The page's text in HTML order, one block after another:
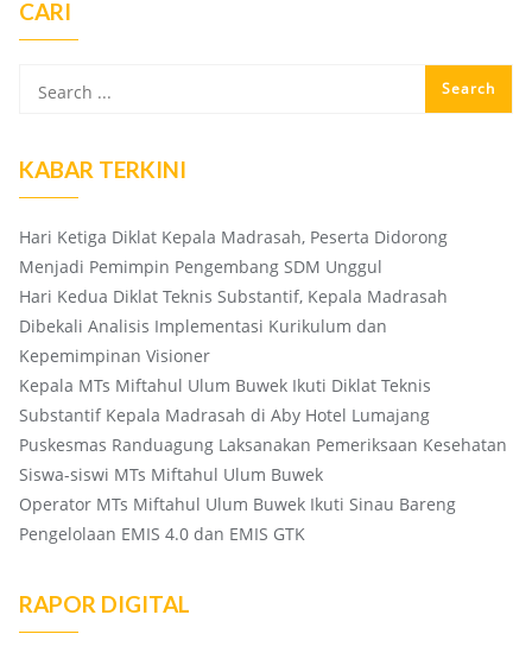
CARI
KABAR TERKINI
Hari Ketiga Diklat Kepala Madrasah, Peserta Didorong
Menjadi Pemimpin Pengembang SDM Unggul
Hari Kedua Diklat Teknis Substantif, Kepala Madrasah
Dibekali Analisis Implementasi Kurikulum dan
Kepemimpinan Visioner
Kepala MTs Miftahul Ulum Buwek Ikuti Diklat Teknis
Substantif Kepala Madrasah di Aby Hotel Lumajang
Puskesmas Randuagung Laksanakan Pemeriksaan Kesehatan
Siswa-siswi MTs Miftahul Ulum Buwek
Operator MTs Miftahul Ulum Buwek Ikuti Sinau Bareng
Pengelolaan EMIS 4.0 dan EMIS GTK
RAPOR DIGITAL